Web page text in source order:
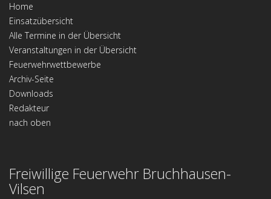
Home
Einsatzübersicht
Alle Termine in der Übersicht
Veranstaltungen in der Übersicht
Feuerwehrwettbewerbe
Archiv-Seite
Downloads
Redakteur
nach oben
Freiwillige Feuerwehr Bruchhausen-
Vilsen